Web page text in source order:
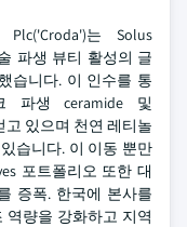
는 Solus
파생 뷰티 활성의 글
습니다. 이 인수를 통
파생 ceramide 및
있으며 천연 레티놀
습니다. 이 이동 뿐만
포트폴리오 또한 대
증폭. 한국에 본사를
역량을 강화하고 지역